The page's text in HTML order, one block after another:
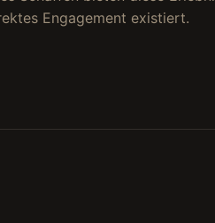
Engagement existiert.